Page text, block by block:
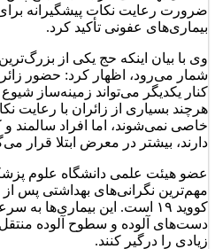
ضرورت رعایت نکات پیشگیرانه برای
بیماری‌های عفونی تأکید کرد.
وی با بیان اینکه حج یکی از
شمار می‌رود، اظهار کرد: حضور
کنار یکدیگر می‌تواند زمینه‌ساز
هرچند بسیاری از زائران با رعایت
خاصی نمی‌شوند، اما افراد سالمند
دارند، بیشتر در معرض ابتلا قرار
عضو هیئت علمی دانشگاه علوم
مهم‌ترین نگرانی‌های بهداشتی پس از
کووید ۱۹ است. این
دست‌های آلوده و سطوح آلوده منتقل
زیادی را درگیر کنند.